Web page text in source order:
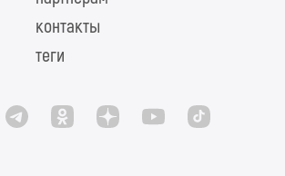
контакты
теги